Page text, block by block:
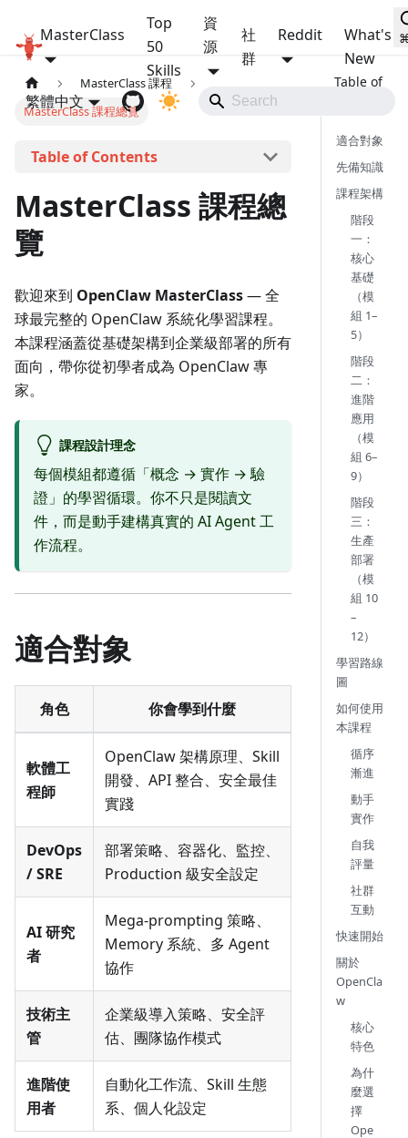
OpenClaw MasterClass
MasterClass
Top
50
Skills
資
源
社
群
Reddit
What's
New
繁體中文
MasterClass 課程
MasterClass 課程總覽
MasterClass 課程總
覽
歡迎來到 OpenClaw MasterClass— 全
球最完整的 OpenClaw 系統化學習課程。
本課程涵蓋從基礎架構到企業級部署的所有
面向，帶你從初學者成為 OpenClaw 專
家。
課程設計理念
每個模組都遵循「概念 → 實作 → 驗
證」的學習循環。你不只是閱讀文
件，而是動手建構真實的 AI Agent 工
作流程。
適合對象
角色 你會學到什麼
軟體工
程師
OpenClaw 架構原理、Skill
開發、API 整合、安全最佳
實踐
DevOps
/ SRE
部署策略、容器化、監控、
Production 級安全設定
AI 研究
者
Mega-prompting 策略、
Memory 系統、多 Agent
協作
技術主
管
企業級導入策略、安全評
估、團隊協作模式
進階使
用者
自動化工作流、Skill 生態
系、個人化設定
適合對象
先備知識
課程架構
階段
一：
核心
基礎
（模
組 1–
5）
階段
二：
進階
應用
（模
組 6–
9）
階段
三：
生產
部署
（模
組 10
–
12）
學習路線
圖
如何使用
本課程
循序
漸進
動手
實作
自我
評量
社群
互動
快速開始
關於
OpenCla
w
核心
特色
為什
麼選
擇
Ope